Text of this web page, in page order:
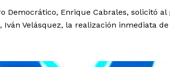
Democrático, Enrique Cabrales, solicitó
Iván Velásquez, la realización inmediata